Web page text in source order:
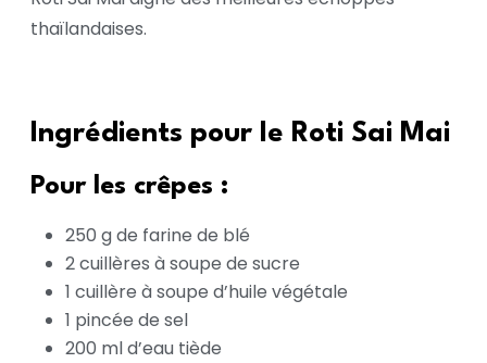
thaïlandaises.
Ingrédients pour le Roti Sai Mai
Pour les crêpes :
250 g de farine de blé
2 cuillères à soupe de sucre
1 cuillère à soupe d’huile végétale
1 pincée de sel
200 ml d’eau tiède